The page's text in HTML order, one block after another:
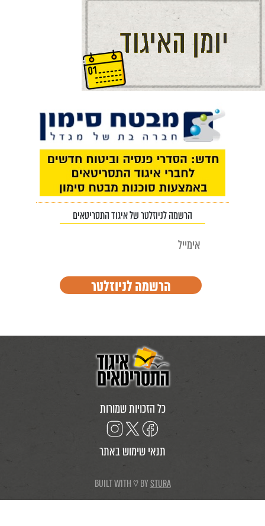
הרשמה לניוזלטר של איגוד התסריטאים
כל הזכויות שמורות
תנאי שימוש באתר
BUILT WITH ♡ BYSTURA